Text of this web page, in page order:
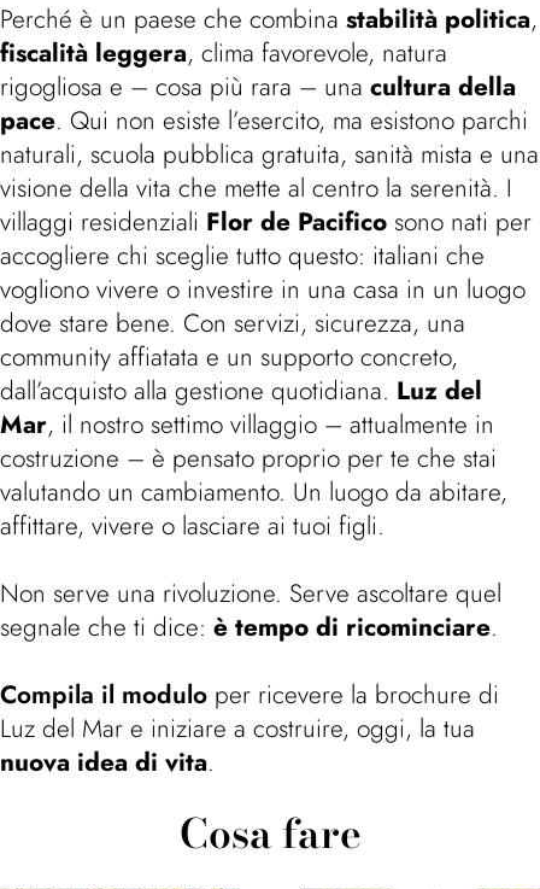
Perché è un paese che combina stabilità politica,
fiscalità leggera, clima favorevole, natura
rigogliosa e – cosa più rara – una cultura della
pace. Qui non esiste l’esercito, ma esistono parchi
naturali, scuola pubblica gratuita, sanità mista e una
visione della vita che mette al centro la serenità. I
villaggi residenziali Flor de Pacifico sono nati per
accogliere chi sceglie tutto questo: italiani che
vogliono vivere o investire in una casa in un luogo
dove stare bene. Con servizi, sicurezza, una
community affiatata e un supporto concreto,
dall’acquisto alla gestione quotidiana. Luz del
Mar, il nostro settimo villaggio – attualmente in
costruzione – è pensato proprio per te che stai
valutando un cambiamento. Un luogo da abitare,
affittare, vivere o lasciare ai tuoi figli.
Non serve una rivoluzione. Serve ascoltare quel
segnale che ti dice: è tempo di ricominciare.
Compila il modulo per ricevere la brochure di
Luz del Mar e iniziare a costruire, oggi, la tua
nuova idea di vita.
Cosa fare